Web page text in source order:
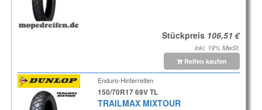
Stückpreis
inkl. 19% MwSt.
Reifen kaufen
Enduro-Hinterreifen
150/70R17 69V TL
TRAILMAX MIXTOUR